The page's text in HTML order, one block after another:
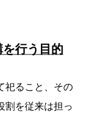
行う目的
祀ること、その
割を従来は担っ